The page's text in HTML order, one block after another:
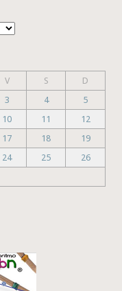
V S
D
3 4
5
10 11
12
17 18
19
24 25
26